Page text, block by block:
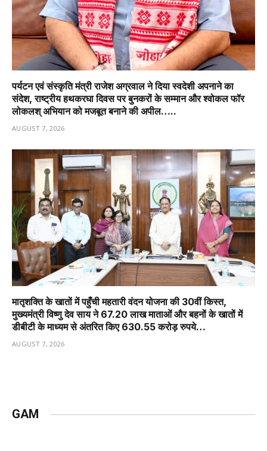
पर्यटन एवं संस्कृति मंत्री राजेश अग्रवाल ने दिया स्वदेशी अपनाने का
संदेश, राष्ट्रीय हथकरघा दिवस पर बुनकरों के सम्मान और श्वोकल फॉर
लोकलश् अभियान को मजबूत बनाने की अपील…..
AUGUST 7, 2026
मातृशक्ति के खातों में पहुँची महतारी वंदन योजना की 30वीं किस्त,
मुख्यमंत्री विष्णु देव साय ने 67.20 लाख माताओं और बहनों के खातों में
डीबीटी के माध्यम से अंतरित किए 630.55 करोड़ रुपये…
AUGUST 7, 2026
GAM